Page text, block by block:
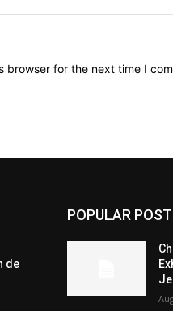
browser for the next time I
de
POPULAR